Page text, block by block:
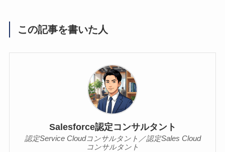
この記事を書いた人
Salesforce認定コンサルタント
認定Service Cloudコンサルタント／認定Sales Cloud
コンサルタント